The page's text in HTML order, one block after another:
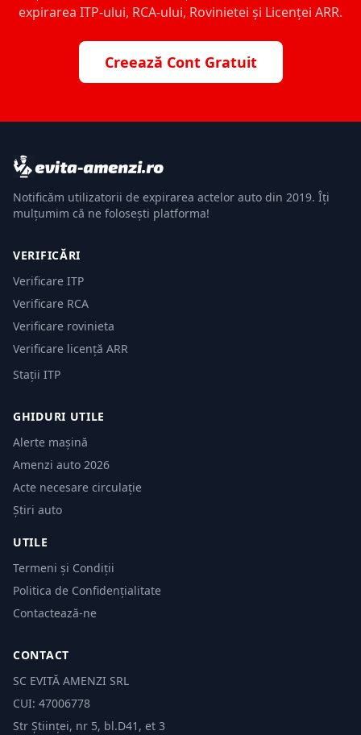
expirarea ITP-ului, RCA-ului, Rovinietei și Licenței ARR.
Creează Cont Gratuit
Notificăm utilizatorii de expirarea actelor auto din 2019. Îți
mulțumim că ne folosești platforma!
VERIFICĂRI
Verificare ITP
Verificare RCA
Verificare rovinieta
Verificare licență ARR
Stații ITP
GHIDURI UTILE
Alerte mașină
Amenzi auto 2026
Acte necesare circulație
Știri auto
UTILE
Termeni și Condiții
Politica de Confidențialitate
Contactează-ne
CONTACT
SC EVITĂ AMENZI SRL
CUI: 47006778
Str Științei, nr 5, bl.D41, et 3